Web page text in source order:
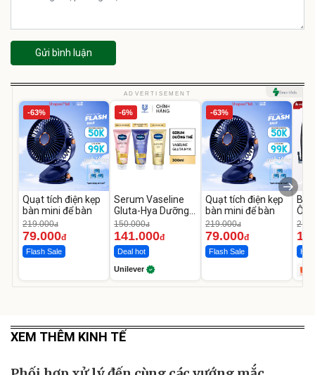
Gửi bình luận
ADVERTISEMENT
-63%
Quạt tích điện kẹp
bàn mini để bàn
219.000đ
79.000đ
Flash Sale
-6%
Serum Vaseline
Gluta-Hya Dưỡng
Da Sáng Mịn Sau 7
Ngày
150.000đ
141.000đ
Deal hot
Unilever
-63%
Quạt tích điện kẹp
bàn mini để bàn
219.000đ
79.000đ
Flash Sale
Ô
Hot
XEM THÊM KINH TẾ